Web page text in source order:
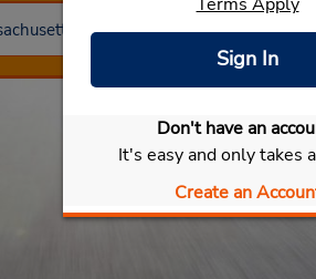
Sélectionner ma
Sign In
Don't have an
It's easy and only takes
Create an